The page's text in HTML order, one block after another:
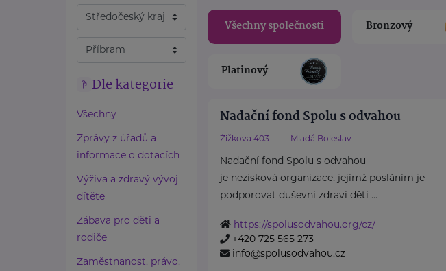
Dle kategorie
Všechny
Zprávy z úřadů a
informace o dotacích
Výživa a zdravý vývoj
dítěte
Zábava pro děti a
rodiče
Zaměstnanost, právo,
Všechny společnosti Bronzový
Platinový
Nadační fond Spolu s odvahou
Žižkova 403 Mladá Boleslav
Nadační fond Spolu s odvahou
je nezisková organizace, jejímž posláním je
podporovat duševní zdraví dětí ...
https://spolusodvahou.org/cz/
+420 725 565 273
info@spolusodvahou.cz